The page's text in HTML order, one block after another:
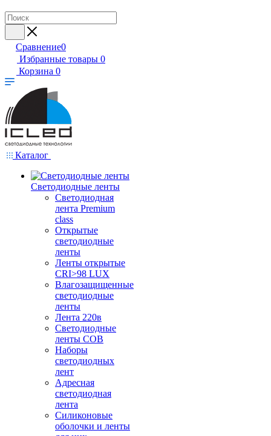
Сравнение0
Избранные товары 0
Корзина 0
Каталог
Светодиодные ленты
Светодиодная
лента Premium
class
Открытые
светодиодные
ленты
Ленты открытые
CRI>98 LUX
Влагозащищенные
светодиодные
ленты
Лента 220в
Светодиодные
ленты COB
Наборы
светодиодных
лент
Адресная
светодиодная
лента
Силиконовые
оболочки и ленты